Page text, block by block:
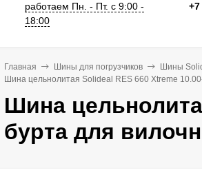
работаем Пн. - Пт. с 9:00 -
18:00
Главная Шины для погрузчиков
Шины
Шина цельнолитая Solideal RES 660 Xtreme
Шина
бурта для